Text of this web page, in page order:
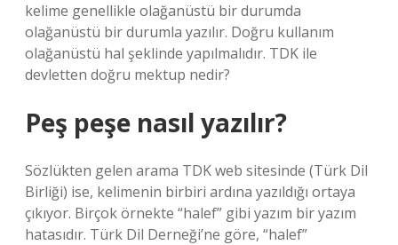
kelime genellikle olağanüstü bir durumda
olağanüstü bir durumla yazılır. Doğru kullanım
olağanüstü hal şeklinde yapılmalıdır. TDK ile
devletten doğru mektup nedir?
Peş peşe nasıl yazılır?
Sözlükten gelen arama TDK web sitesinde (Türk Dil
Birliği) ise, kelimenin birbiri ardına yazıldığı ortaya
çıkıyor. Birçok örnekte “halef” gibi yazım bir yazım
hatasıdır. Türk Dil Derneği’ne göre, “halef”